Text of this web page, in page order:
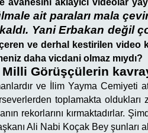
ait paraları mala
Yani Erbakan değil
ve derhal kestirilen video
daha vicdani olmaz mıydı?
Milli Görüşçülerin
ve İlim Yayma Cemiyeti
toplamakta oldukları
rekorlarını kırmaktadırlar.
Ali Nabi Koçak Bey şunları